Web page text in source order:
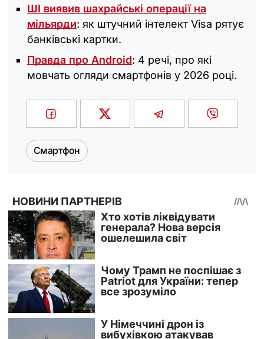
ШІ виявив шахрайські операції на
мільярди: як штучний інтелект Visa рятує
банківські картки.
Правда про Android: 4 речі, про які
мовчать огляди смартфонів у 2026 році.
Смартфон